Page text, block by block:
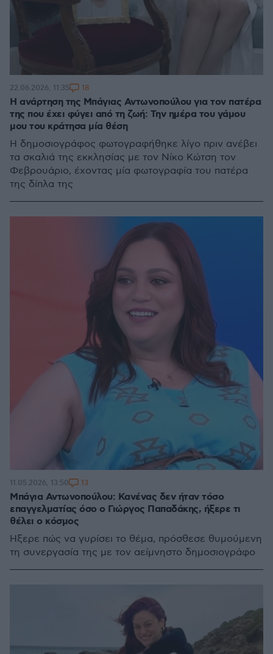
Η ανάρτηση της Μπάγιας Αντωνοπούλου για τον πατέρα
της που έχει φύγει από τη ζωή: Την ημέρα του γάμου
μου του κράτησα μία θέση
Η δημοσιογράφος φωτογραφήθηκε λίγο πριν ανέβει
τα σκαλιά της εκκλησίας με τον Νίκο Κώτση τον
Φεβρουάριο, έχοντας μία φωτογραφία του πατέρα
της δίπλα της
22.06.2026, 11:35 18
Μπάγια Αντωνοπούλου: Κανένας δεν ήταν τόσο
επαγγελματίας όσο ο Γιώργος Παπαδάκης, ήξερε τι
θέλει ο κόσμος
Ήξερε πώς να γυρίσει το θέμα, πρόσθεσε θυμούμενη
τη συνεργασία της με τον αείμνηστο δημοσιογράφο
11.05.2026, 13:50 13